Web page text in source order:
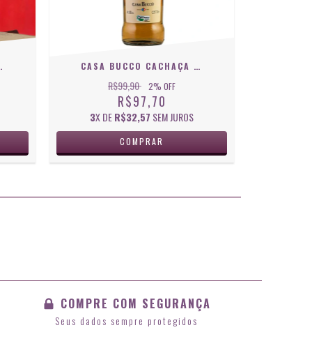
WILLE 750ML CASA BUCCO CACHAÇA ENVELHECIDA - AMBURANA 700 ML
R$99,90 2% OFF
R$97,70
3X DER$32,57 SEM JUROS
COMPRE COM SEGURANÇA
Seus dados sempre protegidos